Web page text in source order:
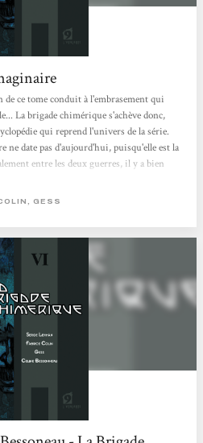
ce tome conduit à l'embrasement qui
La brigade chimérique s'achève donc,
qui reprend l'univers de la série.
ne date pas d'aujourd'hui, puisqu'elle est la
entre les deux guerres, il y a bien
et Céline Bessonneau. Certaines pages
GESS